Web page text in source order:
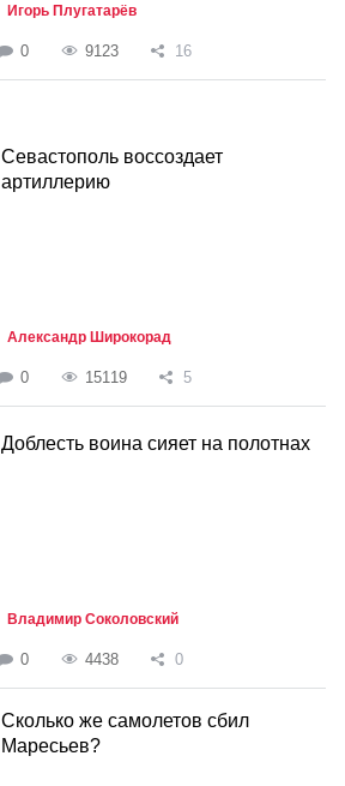
Игорь Плугатарёв
0 9123 16
Севастополь воссоздает
артиллерию
Александр Широкорад
0 15119 5
Доблесть воина сияет на полотнах
Владимир Соколовский
0 4438 0
Сколько же самолетов сбил
Маресьев?